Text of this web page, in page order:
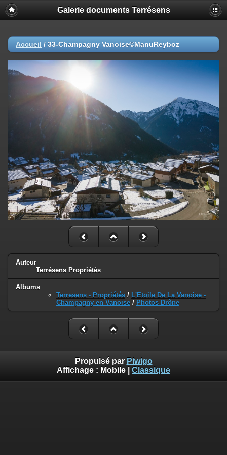
Galerie documents Terrésens
Accueil / 33-Champagny Vanoise©ManuReyboz
Auteur
Terrésens Propriétés
Albums
Terresens - Propriétés / L'Etoile De La Vanoise -
Champagny en Vanoise / Photos Drône
Propulsé par Piwigo
Affichage : Mobile Classique